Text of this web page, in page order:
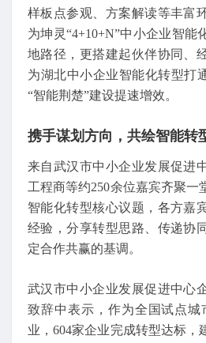
样板点参观、方案解读等丰富
为坤灵“4+10+N”中小企业智能
地路径，更搭建起伙伴协同、
为湖北中小企业智能化转型打
“智能荆楚”建设提速增效。
携手谋划方向，共绘智能转
来自武汉市中小企业发展促进
工程商等约250余位嘉宾齐聚一
智能化转型核心议题，各方嘉
经验，分享转型思路、传递协
定合作共赢的基调。
武汉市中小企业发展促进中心
致辞中表示，作为全国试点城
业，604家企业完成转型达标，